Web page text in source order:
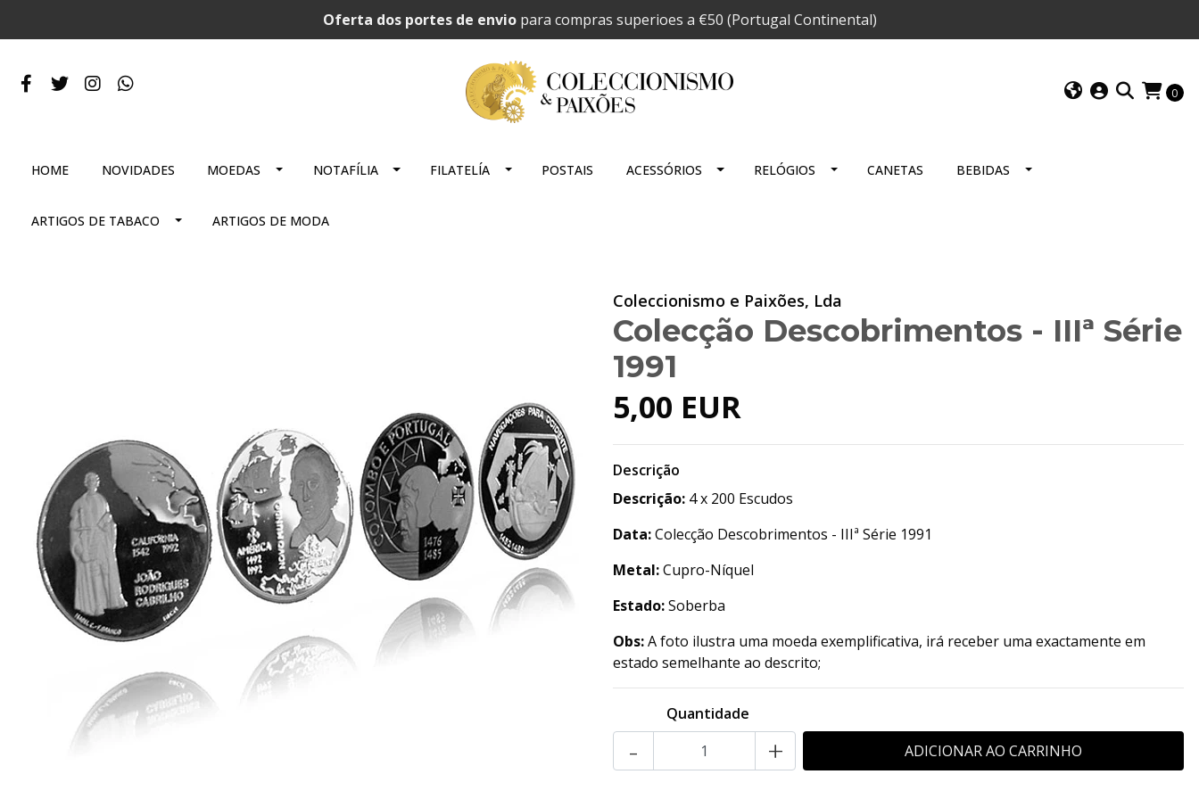
Oferta dos portes de enviopara compras superioes a €50 (Portugal Continental)
0
HOME NOVIDADES MOEDAS NOTAFÍLIA FILATELÍA POSTAIS ACESSÓRIOS RELÓGIOS CANETAS BEBIDAS
ARTIGOS DE TABACO ARTIGOS DE MODA
Coleccionismo e Paixões, Lda
Colecção Descobrimentos - IIIª Série
1991
5,00 EUR
Descrição
Descrição: 4 x 200 Escudos
Data:Colecção Descobrimentos - IIIª Série 1991
Metal:Cupro-Níquel
Estado:Soberba
Obs:A foto ilustra uma moeda exemplificativa, irá receber uma exactamente em
estado semelhante ao descrito;
Quantidade
- +